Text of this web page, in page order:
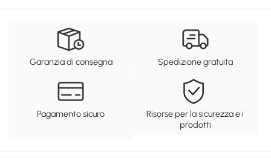
Garanzia di consegna Spedizione gratuita
Pagamento sicuro
Risorse per la sicurezza e i
prodotti